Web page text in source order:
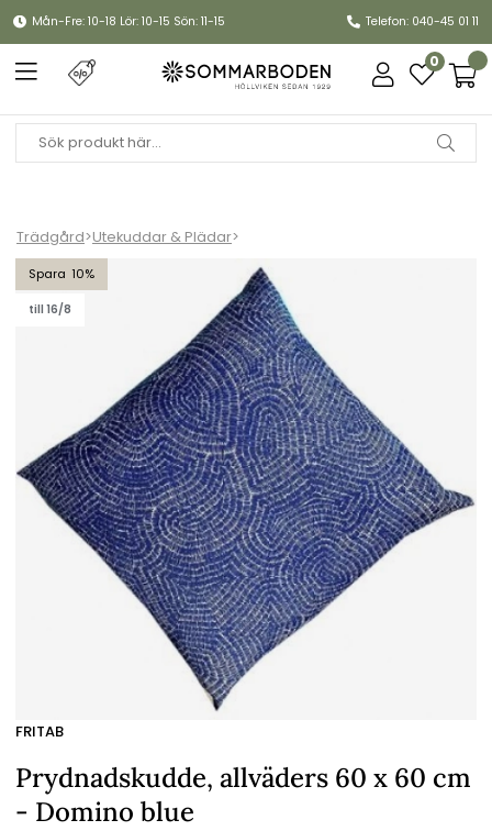
Mån-Fre: 10-18 Lör: 10-15 Sön: 11-15 Telefon: 040-45 01 11
0
Trädgård>Utekuddar & Plädar>
10
till 16/8
Prydnadskudde, allväders 60 x 60 cm - Domino blue
FRITAB
Prydnadskudde, allväders 60 x 60 cm
- Domino blue